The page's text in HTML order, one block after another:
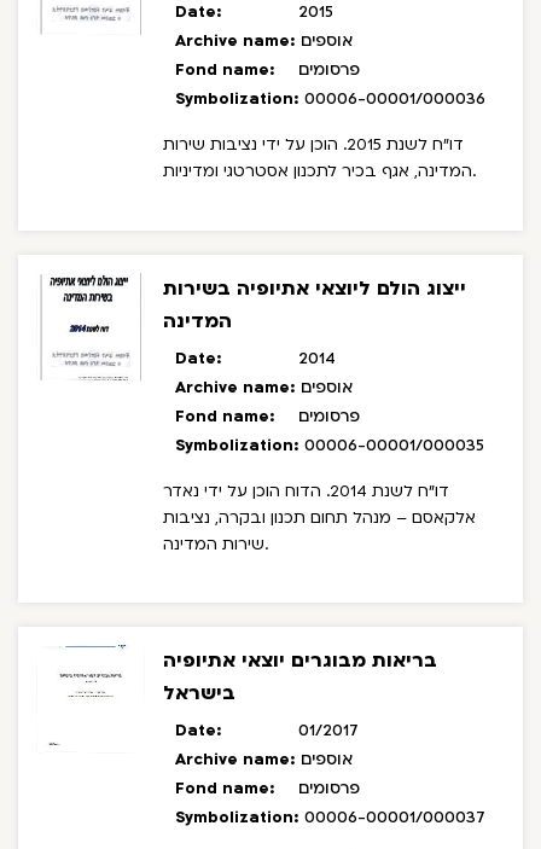
Date:
2015
Archive name: אוספים
Fond name:
פרסומים
Symbolization: 00006-00001/000036
דו"ח לשנת 2015. הוכן על ידי נציבות שירות
המדינה, אגף בכיר לתכנון אסטרטגי ומדיניות.
ייצוג הולם ליוצאי אתיופיה בשירות
המדינה
Date:
2014
Archive name: אוספים
Fond name:
פרסומים
Symbolization: 00006-00001/000035
דו"ח לשנת 2014. הדוח הוכן על ידי נאדר
אלקאסם – מנהל תחום תכנון ובקרה, נציבות
שירות המדינה.
בריאות מבוגרים יוצאי אתיופיה
בישראל
Date:
01/2017
Archive name: אוספים
Fond name:
פרסומים
Symbolization: 00006-00001/000037